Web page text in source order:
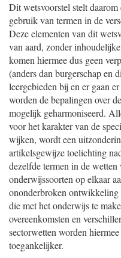
Dit wetsvoorstel stelt daarom
gebruik van termen in de
Deze elementen van dit
van aard, zonder
komen hiermee dus geen
(anders dan burgerschap en
leergebieden bij en er gaan
worden de bepalingen over
mogelijk geharmoniseerd.
voor het karakter van de
wijken, wordt een
artikelsgewijze toelichting
dezelfde termen in de
onderwijssoorten op elkaar
ononderbroken
die met het onderwijs te
overeenkomsten en
sectorwetten worden
toegankelijker.